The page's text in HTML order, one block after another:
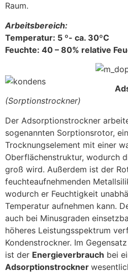
Raum.
Arbeitsbereich:
Temperatur: 5 º- ca. 30ºC
Feuchte: 40 – 80% relative
(Sorptionstrockner)
Der Adsorptionstrockner
sogenannten Sorptionsrotor,
Trocknungselement mit einer
Oberflächenstruktur, wodurch
groß wird. Außerdem ist der
feuchteaufnehmenden
wodurch er Feuchtigkeit
Temperatur aufnehmen kann.
auch bei Minusgraden
höheres Leistungsspektrum
Kondenstrockner. Im
ist der Energieverbrauch bei
Adsorptionstrockner